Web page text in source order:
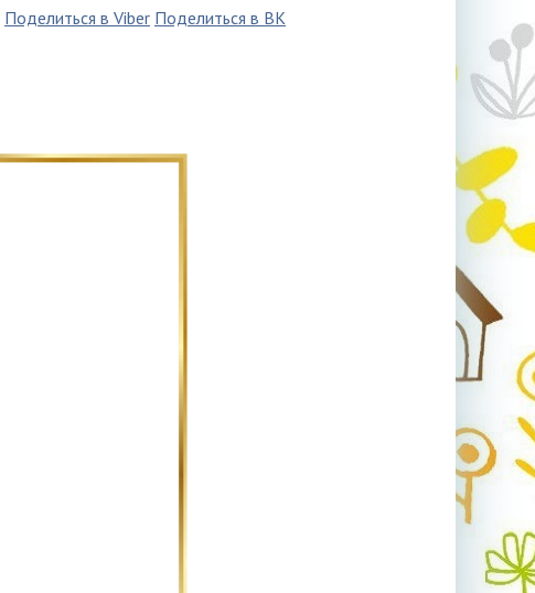
Поделиться в Viber Поделиться в ВК